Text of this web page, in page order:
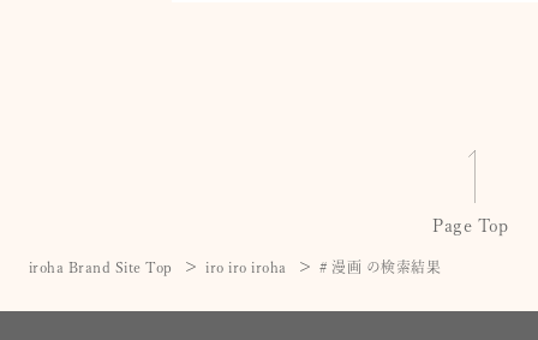
Page Top
iroha Brand Site Top iro iro iroha # 漫画 の検索結果